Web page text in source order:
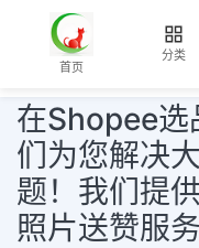
首页
分类
在Shopee选
们为您解决
题！我们提
照片送赞服务